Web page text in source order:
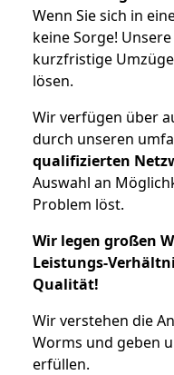
Wenn Sie sich in
keine Sorge!
kurzfristige
lösen.
Wir verfügen über
durch unseren
qualifizierten
Auswahl an
Problem löst.
Wir legen großen
Leistungs-
Qualität!
Wir verstehen die
Worms und geben
erfüllen.